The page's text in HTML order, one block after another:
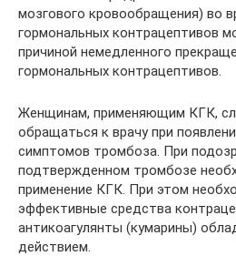
мозгового кровообращения) во
гормональных контрацептивов
причиной немедленного
гормональных контрацептивов.
Женщинам, применяющим КГК,
обращаться к врачу при
симптомов тромбоза. При
подтвержденном тромбозе
применение КГК. При этом
эффективные средства
антикоагулянты (кумарины)
действием.